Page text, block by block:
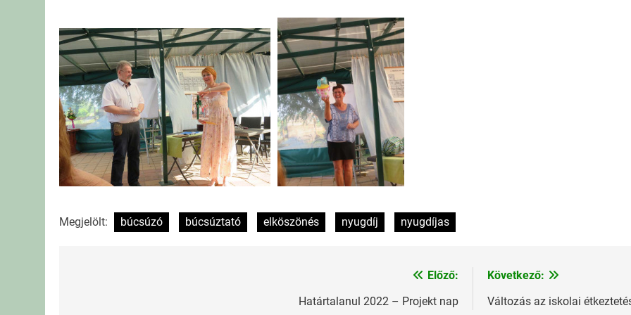
Megjelölt: búcsúzó búcsúztató elköszönés nyugdíj nyugdíjas
Előző:
Határtalanul 2022 – Projekt nap
Következő:
Változás az iskolai